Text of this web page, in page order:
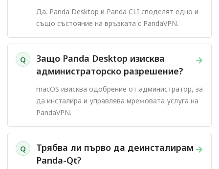
Да. Panda Desktop и Panda CLI споделят едно и
също състояние на връзката с PandaVPN.
Q →
Защо Panda Desktop изисква
администраторско разрешение?
macOS изисква одобрение от администратор, за
да инсталира и управлява мрежовата услуга на
PandaVPN.
Q →
Трябва ли първо да деинсталирам
Panda-Qt?